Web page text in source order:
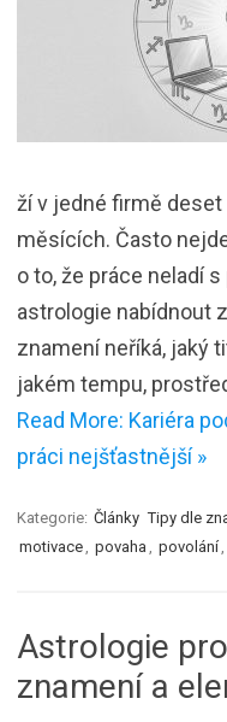
ží v jedné firmě
měsících. Často
o to, že práce neladí
astrologie nabídnout
znamení neříká, jaký
jakém tempu,
Read More: Kariéra
práci nejšťastnější »
Kategorie: Články Tipy dle
motivace
povaha povolání
Astrologie
znamení a